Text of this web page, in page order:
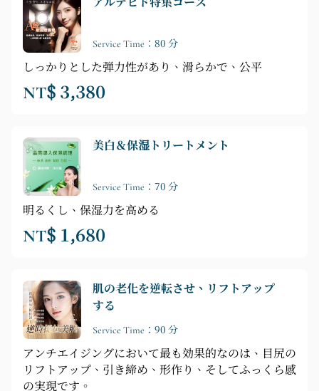
アルデヒド特集コース
Service Time：80 分
しっかりとした弾力性があり、滑らかで、公平
NT$ 3,380
美白＆保湿トリートメント
Service Time：70 分
明るくし、保湿力を高める
NT$ 1,680
肌の老化を逆転させ、リフトアップ
する
Service Time：90 分
アンチエイジングにおいて最も効果的なのは、目尻の
リフトアップ、引き締め、形作り、そしてふっくら感
の実現です。